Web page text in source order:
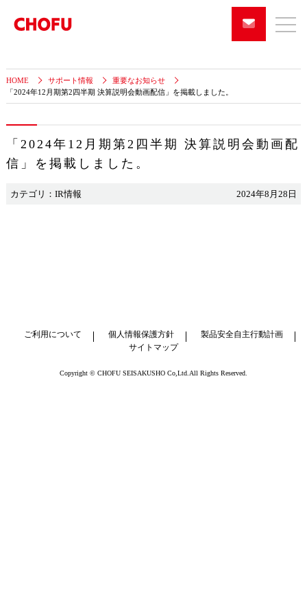
HOME サポート情報
重要なお知らせ
「2024年12月期第2四半期 決算説明会動画配信」を掲載しました。
「2024年12月期第2四半期 決算説明会動画配
信」を掲載しました。
カテゴリ：IR情報 2024年8月28日
ご利用について 個人情報保護方針
製品安全自主行動計画
サイトマップ
Copyright © CHOFU SEISAKUSHO Co,Ltd.All Rights Reserved.